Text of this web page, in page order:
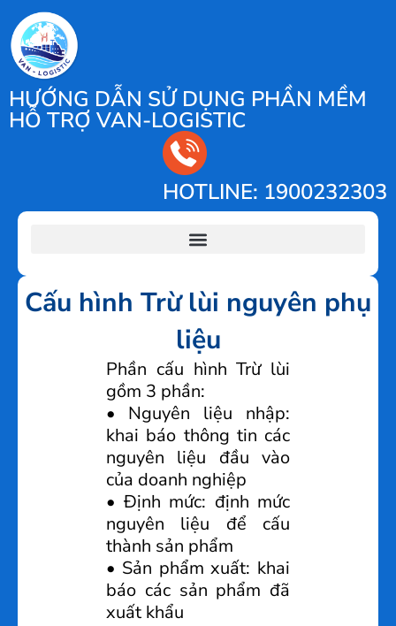
HƯỚNG DẪN SỬ DỤNG PHẦN MỀM
HỖ TRỢ VAN-LOGISTIC
HOTLINE: 1900232303
Cấu hình Trừ lùi nguyên phụ
liệu
Phần cấu hình Trừ lùi
gồm 3 phần:
• Nguyên liệu nhập:
khai báo thông tin các
nguyên liệu đầu vào
của doanh nghiệp
• Định mức: định mức
nguyên liệu để cấu
thành sản phẩm
• Sản phẩm xuất: khai
báo các sản phẩm đã
xuất khẩu